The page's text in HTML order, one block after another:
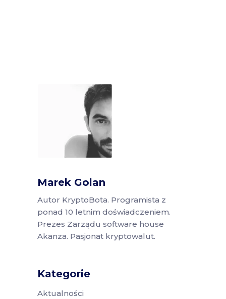
Marek Golan
Autor KryptoBota. Programista z
ponad 10 letnim doświadczeniem.
Prezes Zarządu software house
Akanza. Pasjonat kryptowalut.
Kategorie
Aktualności